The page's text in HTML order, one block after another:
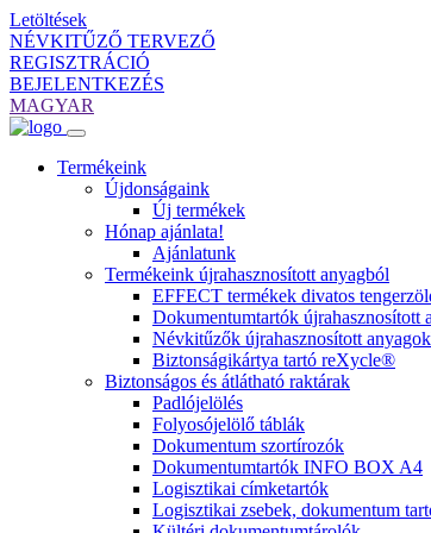
Letöltések
NÉVKITŰZŐ TERVEZŐ
REGISZTRÁCIÓ
BEJELENTKEZÉS
MAGYAR
Termékeink
Újdonságaink
Új termékek
Hónap ajánlata!
Ajánlatunk
Termékeink újrahasznosított anyagból
EFFECT termékek divatos
Dokumentumtartók újrahasznosított
Névkitűzők újrahasznosított
Biztonságikártya tartó reXycle®
Biztonságos és átlátható raktárak
Padlójelölés
Folyosójelölő táblák
Dokumentum szortírozók
Dokumentumtartók INFO BOX A4
Logisztikai címketartók
Logisztikai zsebek, dokumentum